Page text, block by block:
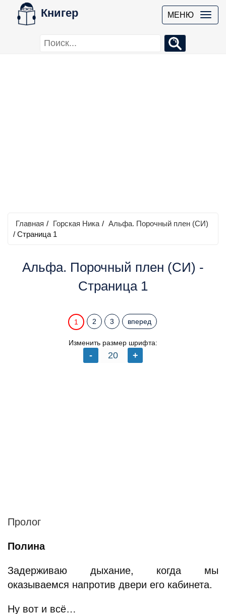
Книгер МЕНЮ
Главная / Горская Ника / Альфа. Порочный плен (СИ)
/ Страница 1
Альфа. Порочный плен (СИ) -
Страница 1
1 2 3 вперед
Изменить размер шрифта:
Пролог
Полина
Задерживаю дыхание, когда мы
оказываемся напротив двери его кабинета.
Ну вот и всё…